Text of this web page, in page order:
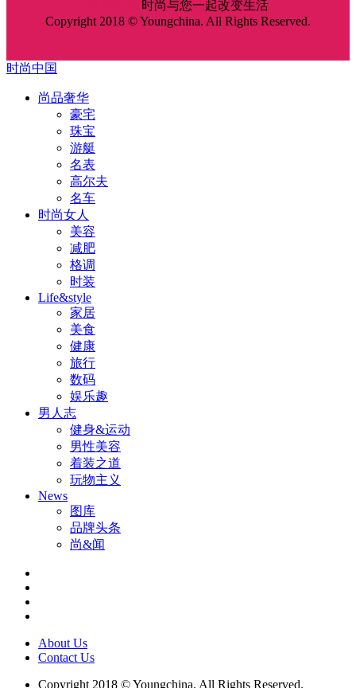
时尚与您一起改变生活
Copyright 2018 © Youngchina. All Rights Reserved.
时尚中国
尚品奢华
豪宅
珠宝
游艇
名表
高尔夫
名车
时尚女人
美容
减肥
格调
时装
Life&style
家居
美食
健康
旅行
数码
娱乐趣
男人志
健身&运动
男性美容
着装之道
玩物主义
News
图库
品牌头条
尚&闻
About Us
Contact Us
Copyright 2018 © Youngchina. All Rights Reserved.